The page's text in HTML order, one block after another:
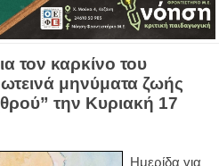
τον καρκίνο του
μηνύματα ζωής
την Κυριακή 17
Ημερίδα για